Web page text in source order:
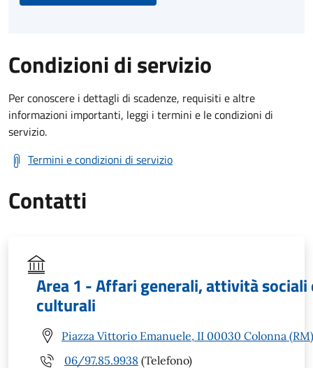
Condizioni di servizio
Per conoscere i dettagli di scadenze, requisiti e altre
informazioni importanti, leggi i termini e le condizioni di
servizio.
Termini e condizioni di servizio
Contatti
Area 1 - Affari generali, attività sociali
culturali
Piazza Vittorio Emanuele, II 00030 Colonna (RM)
06/97.85.9938 (Telefono)